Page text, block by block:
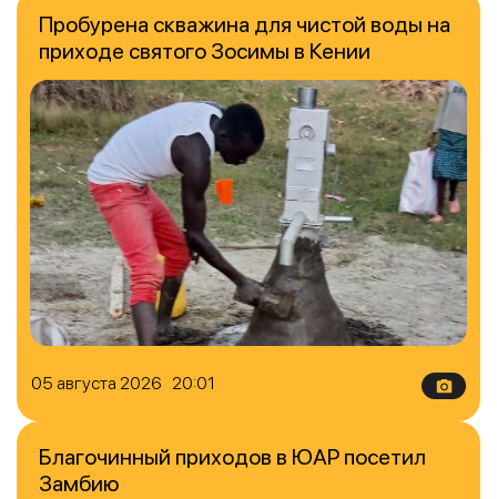
05 августа 2026 20:01
Пробурена скважина для чистой воды на
приходе святого Зосимы в Кении
Благочинный приходов в ЮАР посетил
Замбию